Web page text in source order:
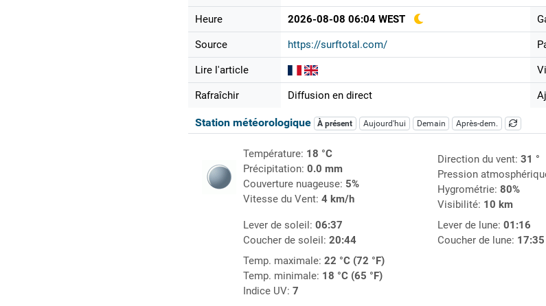
Heure 2026-08-08 06:04 WEST
Source https://surftotal.com/
Lire l'article
Rafraîchir Diffusion en direct
Station météorologique À présent Aujourd'hui Demain Après-dem.
Température: 18 °C
Précipitation: 0.0 mm
Couverture nuageuse: 5%
Vitesse du Vent: 4 km/h
Direction du vent: 31 °
Pression
Hygrométrie: 80%
Visibilité: 10 km
Lever de soleil: 06:37
Coucher de soleil: 20:44
Lever de lune: 01:16
Coucher de lune: 17:35
Temp. maximale: 22 °C (72 °F)
Temp. minimale: 18 °C (65 °F)
Indice UV: 7